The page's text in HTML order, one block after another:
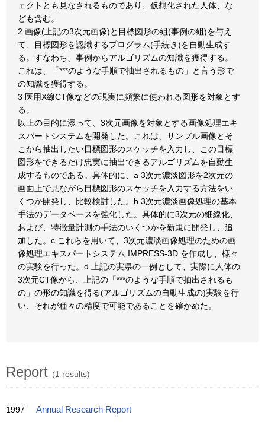
ェクトとも見なされるものであり、仮想化された人体、な
ども含む。
2 画像(上記の3次元画像)と目標図形の組(事例の組)を与え
て、目標図形を認識するプログラム(手続き)を自動生成す
る。すなわち、事例からアルゴリズムの知識を獲得する。
これは、「***のような手順で抽出されるもの」と言う形で
の知識を獲得する。
3 医用X線CT像などの現実に頻繁に使われる図形を対象とす
る。
以上の目的に添って、3次元画像を対象とする画像処理エキ
スパートシステムを開発した。これは、サンプル画像とそ
こから抽出したい目標図形のスケッチを入力し、この目標
図形をできるだけ忠実に抽出できるアルゴリズムを自動生
成するものである。具体的に、a 3次元濃淡図形を2次元の
画面上で見ながら目標図形のスケッチを入力する方法をい
くつか開発し、比較検討した。b 3次元濃淡画像処理の基本
手法のデータベースを強化した。具体的に3次元の細線化、
および、特徴量計測の手法のいくつかを新規に開発し、追
加した。c これらを用いて、3次元濃淡画像処理のための画
像処理エキスパートシステム IMPRESS-3D を作成し、様々
の実験を行った。d 上記の実県の一例として、実際に人体の
3次元CT像から、上記の「***のような手順で抽出されるも
の」の形の知識を得る(アルゴリズムの自動生成の)実験を行
い、それが種々の精度で可能であることを確かめた。
Report (1 results)
1997 Annual Research Report